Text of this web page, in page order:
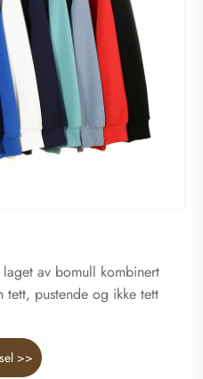
laget av bomull kombinert
tett, pustende og ikke tett
>>